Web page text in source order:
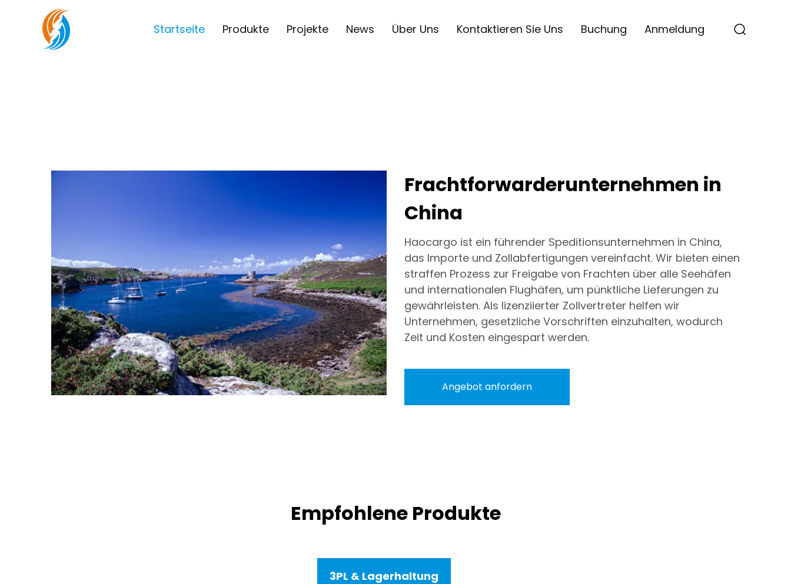
Startseite Produkte Projekte News Über Uns Kontaktieren Sie Uns Buchung Anmeldung
Frachtforwarderunternehmen in
China
Haocargo ist ein führender Speditionsunternehmen in China,
das Importe und Zollabfertigungen vereinfacht. Wir bieten einen
straffen Prozess zur Freigabe von Frachten über alle Seehäfen
und internationalen Flughäfen, um pünktliche Lieferungen zu
gewährleisten. Als lizenziierter Zollvertreter helfen wir
Unternehmen, gesetzliche Vorschriften einzuhalten, wodurch
Zeit und Kosten eingespart werden.
Angebot anfordern
Empfohlene Produkte
3PL & Lagerhaltung